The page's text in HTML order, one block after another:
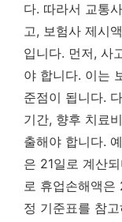
다. 따라서 교통
고, 보험사 제시
입니다. 먼저, 사
야 합니다. 이는
준점이 됩니다.
기간, 향후 치료
출해야 합니다.
은 21일로 계산
로 휴업손해액은
정 기준표를 참